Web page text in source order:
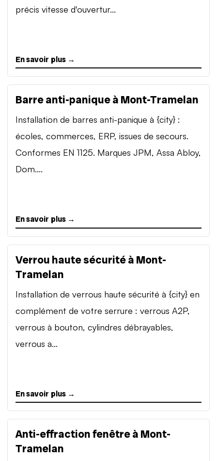
précis vitesse d'ouvertur...
En savoir plus →
Barre anti-panique à Mont-Tramelan
Installation de barres anti-panique à {city} :
écoles, commerces, ERP, issues de secours.
Conformes EN 1125. Marques JPM, Assa Abloy,
Dom....
En savoir plus →
Verrou haute sécurité à Mont-
Tramelan
Installation de verrous haute sécurité à {city} en
complément de votre serrure : verrous A2P,
verrous à bouton, cylindres débrayables,
verrous a...
En savoir plus →
Anti-effraction fenêtre à Mont-
Tramelan